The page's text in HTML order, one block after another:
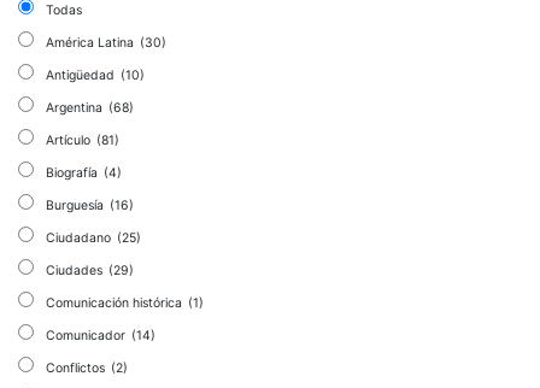
Todas
América Latina (30)
Antigüedad (10)
Argentina (68)
Artículo (81)
Biografía (4)
Burguesía (16)
Ciudadano (25)
Ciudades (29)
Comunicación histórica (1)
Comunicador (14)
Conflictos (2)